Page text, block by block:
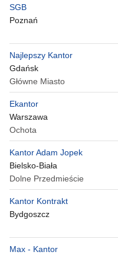
SGB
Poznań
Najlepszy Kantor
Gdańsk
Główne Miasto
Ekantor
Warszawa
Ochota
Kantor Adam Jopek
Bielsko-Biała
Dolne Przedmieście
Kantor Kontrakt
Bydgoszcz
Max - Kantor